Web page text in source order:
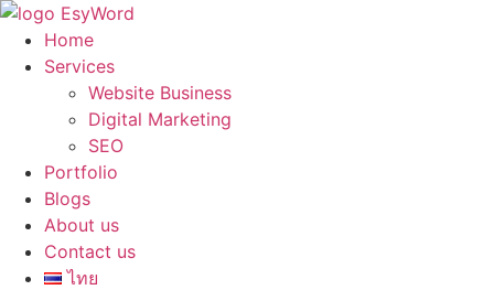
Skip
content
Home
Services
Website Business
Digital Marketing
SEO
Portfolio
Blogs
About us
Contact us
ไทย